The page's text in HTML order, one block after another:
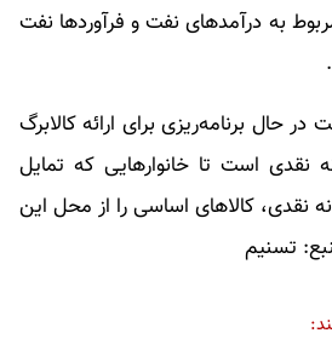
به درآمدهای نفت و فرآوردها نفت
حال برنامه‌ریزی برای ارائه کالابرگ
نقدی است تا خانوارهایی که تمایل
نقدی، کالاهای اساسی را از محل این
تسنیم